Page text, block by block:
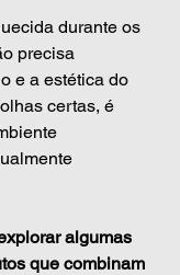
durante os
precisa
e a estética do
certas, é
algumas
que combinam